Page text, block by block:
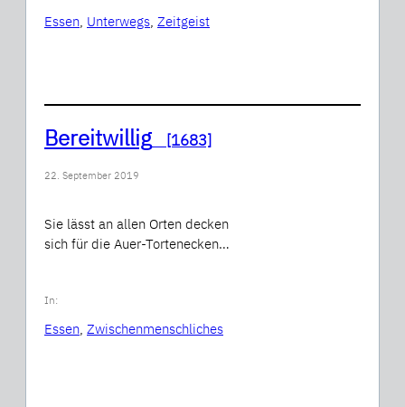
Essen, Unterwegs, Zeitgeist
Bereitwillig [1683]
22. September 2019
Sie lässt an allen Orten decken
sich für die Auer-Tortenecken…
In:
Essen Zwischenmenschliches